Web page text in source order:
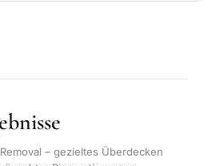
– gezieltes Überdecken